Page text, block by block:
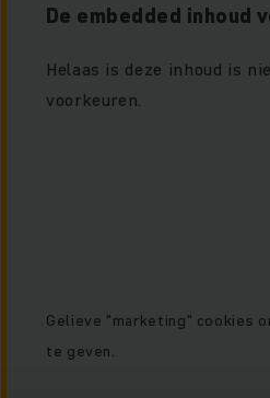
De embedded inhoud
Helaas is deze inhoud is
voorkeuren.
Gelieve "marketing" cookies
te geven.